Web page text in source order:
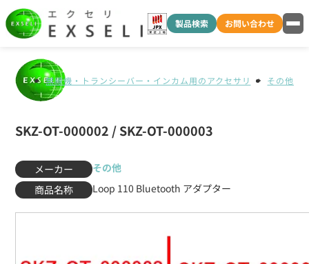
製品検索 お問い合わせ
無線機・トランシーバー・インカム用のアクセサリ その他
SKZ-OT-000002 / SKZ-OT-000003
メーカー
その他
商品名称
Loop 110 Bluetooth アダプター